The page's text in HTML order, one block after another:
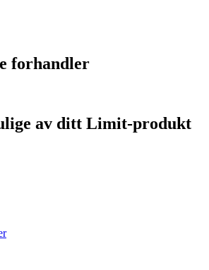
forhandler
av ditt Limit-produkt